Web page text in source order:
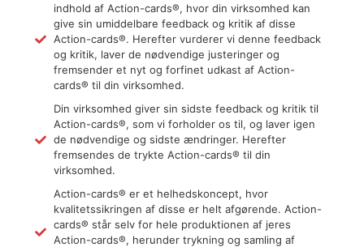
indhold af Action-cards®, hvor din virksomhed kan
give sin umiddelbare feedback og kritik af disse
Action-cards®. Herefter vurderer vi denne feedback
og kritik, laver de nødvendige justeringer og
fremsender et nyt og forfinet udkast af Action-
cards® til din virksomhed.
Din virksomhed giver sin sidste feedback og kritik til
Action-cards®, som vi forholder os til, og laver igen
de nødvendige og sidste ændringer. Herefter
fremsendes de trykte Action-cards® til din
virksomhed.
Action-cards® er et helhedskoncept, hvor
kvalitetssikringen af disse er helt afgørende. Action-
cards® står selv for hele produktionen af jeres
Action-cards®, herunder trykning og samling af